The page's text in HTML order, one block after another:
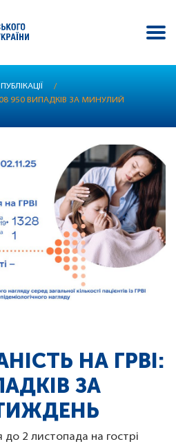
/
950 ВИПАДКІВ ЗА МИНУЛИЙ
НА ГРВІ:
ЗА
2 листопада на гострі